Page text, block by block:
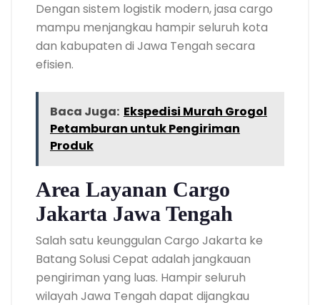
Dengan sistem logistik modern, jasa cargo
mampu menjangkau hampir seluruh kota
dan kabupaten di Jawa Tengah secara
efisien.
Baca Juga: Ekspedisi Murah Grogol
Petamburan untuk Pengiriman
Produk
Area Layanan Cargo
Jakarta Jawa Tengah
Salah satu keunggulan Cargo Jakarta ke
Batang Solusi Cepat adalah jangkauan
pengiriman yang luas. Hampir seluruh
wilayah Jawa Tengah dapat dijangkau